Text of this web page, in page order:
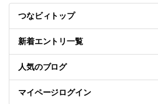
つなビィトップ
新着エントリ一覧
人気のブログ
マイページログイン